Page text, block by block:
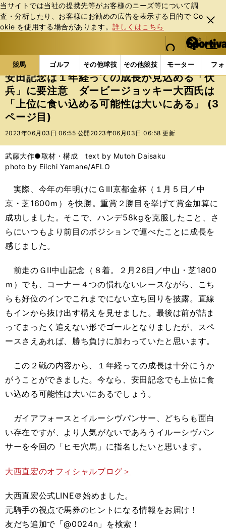
当サイトでは当社の提携先等がお客様のニーズ等について調
査・分析したり、お客様にお勧めの広告を表⽰する⽬的で Co
okie を使⽤する場合があります。詳しくはこちら
閉じ
る
web Sportiva (webスポルティーバ)
検索
マイペ
ー
ジ
メニュ
競馬 ゴルフ その他球技 その他競技 モーター フ
b
ス
ポ
ル
テ
ィ
バ
競馬の記事一覧 競馬 安田記念は１年経っての成長
安田記念は１年経っての成長が見込める「伏
兵」に要注意 ダービージョッキー大西氏は
「上位に食い込める可能性は大いにある」 (3
ページ目)
2023年06月03日 06:55 公開 2023年06月03日 06:58 更新
武藤大作●取材・構成 text by Mutoh Daisaku
photo by Eiichi Yamane/AFLO
実際、今年の年明けにＧIII京都金杯（１月５日／中
京・芝1600ｍ）を快勝。重賞２勝目を挙げて賞金加算に
成功しました。そこで、ハンデ58kgを克服したこと、さ
らにいつもより前目のポジションで運べたことに成長を
感じました。
前走のＧII中山記念（８着。２月26日／中山・芝1800
ｍ）でも、コーナー４つの慣れないレースながら、こち
らも好位のインでこれまでにない立ち回りを披露。直線
もインから抜け出す構えを見せました。最後は前が詰ま
ってまったく追えない形でゴールとなりましたが、スペ
ースさえあれば、勝ち負けに加わっていたと思います。
この２戦の内容から、１年経っての成長は十分にうか
がうことができました。今なら、安田記念でも上位に食
い込める可能性は大いにあるでしょう。
ガイアフォースとイルーシヴパンサー、どちらも面白
い存在ですが、より人気がないであろうイルーシヴパン
サーを今回の「ヒモ穴馬」に指名したいと思います。
大西直宏のオフィシャルブログ＞
大西直宏公式LINE＠始めました。
元騎手の視点で馬券のヒントになる情報をお届け！
友だち追加で「@0024n」を検索！